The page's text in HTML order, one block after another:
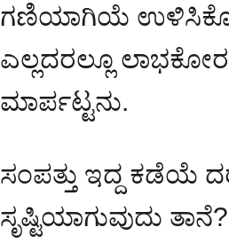
ಗಣಿಯಾಗಿಯೆ
ಎಲ್ಲದರಲ್ಲೂ
ಮಾರ್ಪಟ್ಟನು.
ಸಂಪತ್ತು ಇದ್ದ ಕಡೆಯೆ
ಸೃಷ್ಟಿಯಾಗುವುದು